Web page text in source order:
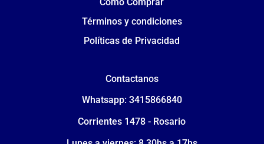
Términos y condiciones
Políticas de Privacidad
Contactanos
Whatsapp: 3415866840
Corrientes 1478 - Rosario